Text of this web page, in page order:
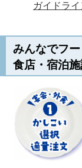
ガイドラ
みんなでフ
食店・宿泊施